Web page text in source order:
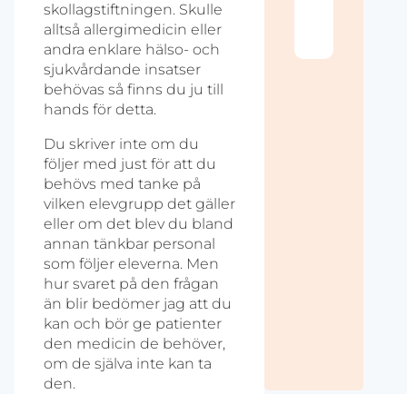
skollagstiftningen. Skulle
alltså allergimedicin eller
andra enklare hälso- och
sjukvårdande insatser
behövas så finns du ju till
hands för detta.
Du skriver inte om du
följer med just för att du
behövs med tanke på
vilken elevgrupp det gäller
eller om det blev du bland
annan tänkbar personal
som följer eleverna. Men
hur svaret på den frågan
än blir bedömer jag att du
kan och bör ge patienter
den medicin de behöver,
om de själva inte kan ta
den.